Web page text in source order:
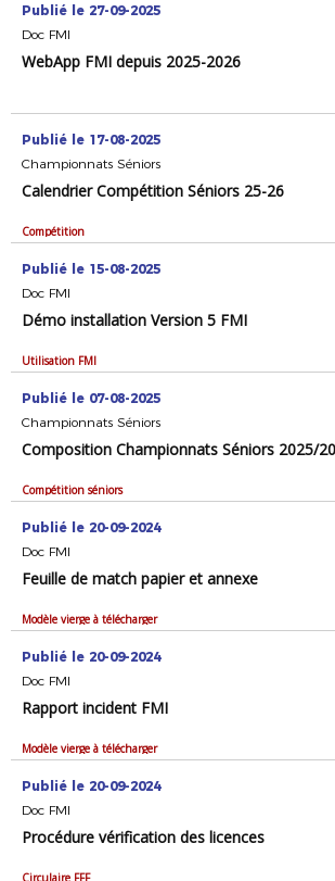
Publié le 27-09-2025
Doc FMI
WebApp FMI depuis 2025-2026
Publié le 17-08-2025
Championnats Séniors
Calendrier Compétition Séniors 25-26
Compétition
Publié le 15-08-2025
Doc FMI
Démo installation Version 5 FMI
Utilisation FMI
Publié le 07-08-2025
Championnats Séniors
Composition Championnats Séniors 2025/
Compétition séniors
Publié le 20-09-2024
Doc FMI
Feuille de match papier et annexe
Modèle vierge à télécharger
Publié le 20-09-2024
Doc FMI
Rapport incident FMI
Modèle vierge à télécharger
Publié le 20-09-2024
Doc FMI
Procédure vérification des licences
Circulaire FFF